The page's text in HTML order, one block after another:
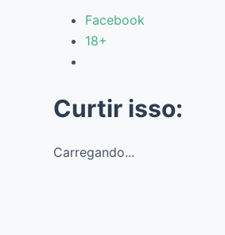
Facebook
18+
Curtir isso:
Carregando...